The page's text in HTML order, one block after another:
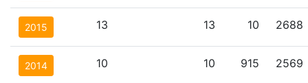
2015 13 13 10 2688
2014 10 10 915 2569